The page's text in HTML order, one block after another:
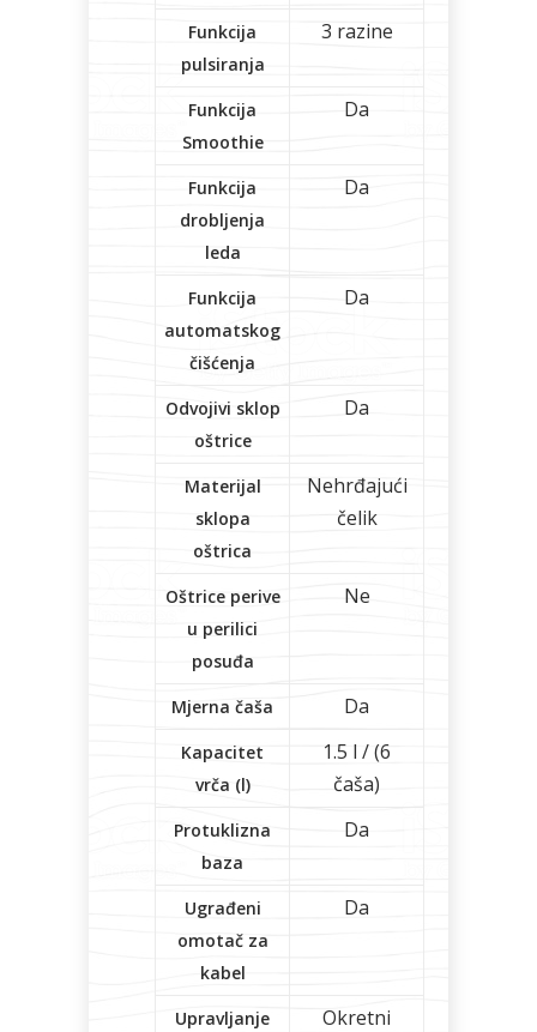
Funkcija
pulsiranja
3 razine
Funkcija
Smoothie
Da
Funkcija
drobljenja
leda
Da
Funkcija
automatskog
čišćenja
Da
Odvojivi sklop
oštrice
Da
Materijal
sklopa
oštrica
Nehrđajući
čelik
Oštrice perive
u perilici
posuđa
Ne
Mjerna čaša Da
Kapacitet
vrča (l)
1.5 l / (6
čaša)
Protuklizna
baza
Da
Ugrađeni
omotač za
kabel
Da
Upravljanje
Okretni